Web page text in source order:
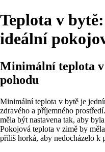
Teplota v
ideální
Minimální teplota
pohodu
Minimální teplota v bytě je
zdravého a příjemného
měla být nastavena tak, aby
Pokojová teplota v zimě by
příliš horká, aby nedocházelo k